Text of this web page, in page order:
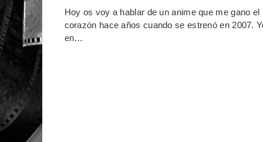
Hoy os voy a hablar de un anime que me gano el
corazón hace años cuando se estrenó en 2007.
en…